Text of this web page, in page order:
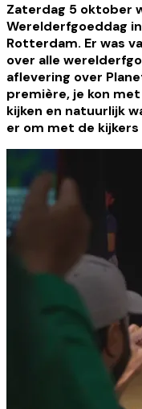
Zaterdag 5 oktober
Werelderfgoeddag
Rotterdam. Er was
over alle
aflevering over
première, je kon
kijken en natuurlijk
er om met de